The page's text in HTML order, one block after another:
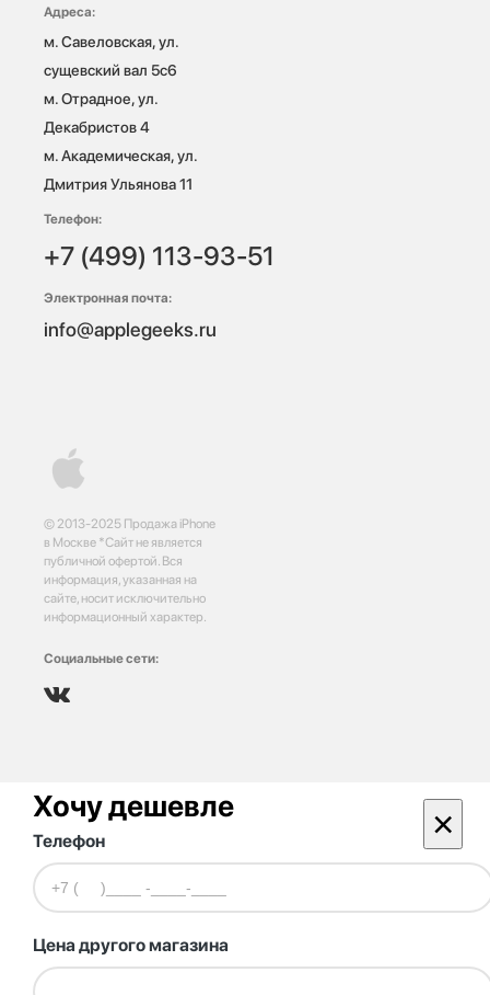
© 2013-2025 Продажа iPhone
в Москве *Сайт не является
публичной офертой. Вся
информация, указанная на
сайте, носит исключительно
информационный характер.
Социальные сети:
Адреса:
м. Савеловская, ул.
сущевский вал 5с6
м. Отрадное, ул.
Декабристов 4
м. Академическая, ул.
Дмитрия Ульянова 11
Телефон:
+7 (499) 113-93-51
Электронная почта:
info@applegeeks.ru
Хочу дешевле ×
Телефон
Цена другого магазина